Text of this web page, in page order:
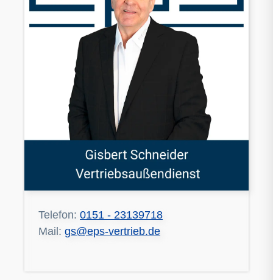
Telefon: 0151 - 23139718
Mail: gs@eps-vertrieb.de